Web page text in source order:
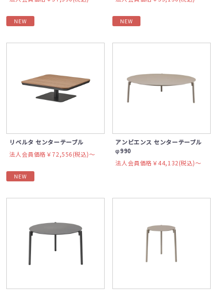
NEW NEW
リベルタ センターテーブル
法人会員価格￥72,556(税込)〜
NEW
アンビエンス センターテーブル
φ990
法人会員価格￥44,132(税込)〜